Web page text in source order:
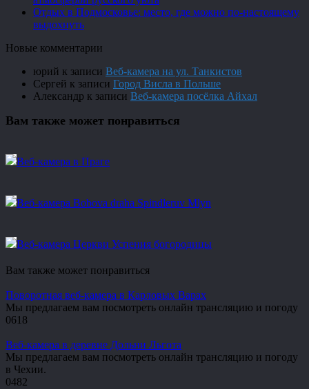
Отдых в Подмосковье: место, где можно по-настоящему
выдохнуть
Новые комментарии
юрий к записи Веб-камера на ул. Танкистов
Сергей к записи Город Висла в Польше
Александр к записи Веб-камера посёлка Айхал
Вам также может понравиться
Веб-камера в Праге
Веб-камера Bobova draha Spindleruv Mlyn
Веб-камера Церкви Успения богородицы
Вам также может понравиться
Поворотная веб-камера в Карловых Варах
Мы предлагаем вам посмотреть онлайн трансляцию и погоду
0618
Веб-камера в деревне Дольни Льгота
Мы предлагаем вам посмотреть онлайн трансляцию и погоду
в Чехии.
0482